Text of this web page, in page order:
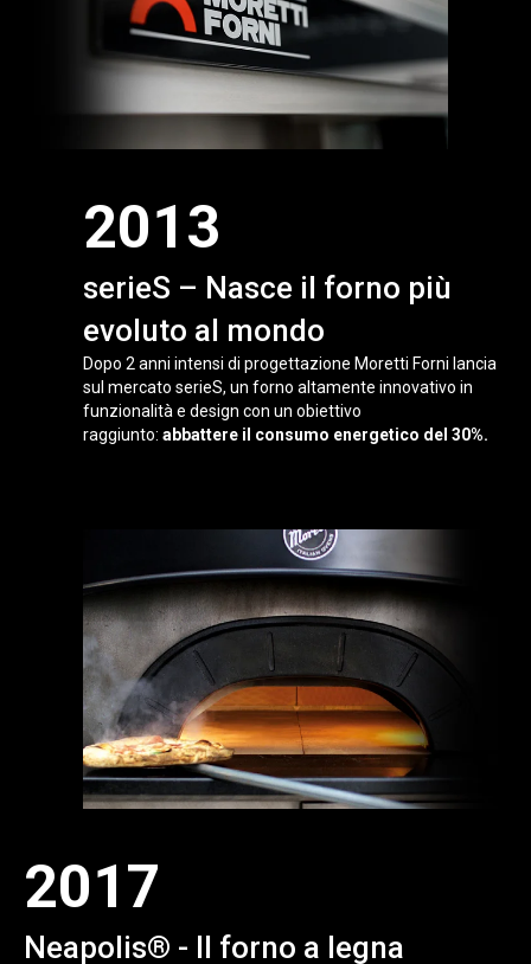
2013
serieS – Nasce il forno più
evoluto al mondo
Dopo 2 anni intensi di progettazione Moretti Forni lancia
sul mercato serieS, un forno altamente innovativo in
funzionalità e design con un obiettivo
raggiunto: abbattere il consumo energetico del 30%.
2017
Neapolis® - Il forno a legna